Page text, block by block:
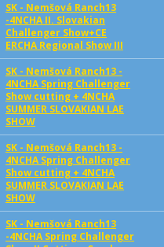
SK - Nemšová Ranch13
-4NCHA II. Slovakian
Challenger Show+CE
ERCHA Regional Show III
SK - Nemšová Ranch13 -
4NCHA Spring Challenger
Show cutting + 4NCHA
SUMMER SLOVAKIAN LAE
SHOW
SK - Nemšová Ranch13 -
4NCHA Spring Challenger
Show cutting + 4NCHA
SUMMER SLOVAKIAN LAE
SHOW
SK - Nemšová Ranch13
-4NCHA Spring Challenger